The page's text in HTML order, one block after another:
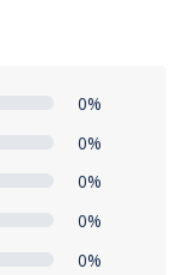
0%
0%
0%
0%
0%